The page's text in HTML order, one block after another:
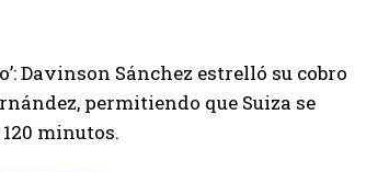
Davinson Sánchez estrelló su cobro
permitiendo que Suiza se
minutos.